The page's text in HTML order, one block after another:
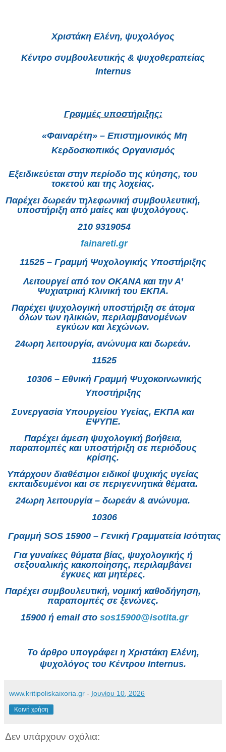
Χριστάκη Ελένη, ψυχολόγος
Κέντρο συμβουλευτικής & ψυχοθεραπείας
Internus
Γραμμές υποστήριξης:
«Φαιναρέτη» – Επιστημονικός Μη
Κερδοσκοπικός Οργανισμός
Εξειδικεύεται στην περίοδο της κύησης, του
τοκετού και της λοχείας.
Παρέχει δωρεάν τηλεφωνική συμβουλευτική,
υποστήριξη από μαίες και ψυχολόγους.
210 9319054
fainareti.gr
11525 – Γραμμή Ψυχολογικής Υποστήριξης
Λειτουργεί από τον ΟΚΑΝΑ και την Α’
Ψυχιατρική Κλινική του ΕΚΠΑ.
Παρέχει ψυχολογική υποστήριξη σε άτομα
όλων των ηλικιών, περιλαμβανομένων
εγκύων και λεχώνων.
24ωρη λειτουργία, ανώνυμα και δωρεάν.
11525
10306 – Εθνική Γραμμή Ψυχοκοινωνικής
Υποστήριξης
Συνεργασία Υπουργείου Υγείας, ΕΚΠΑ και
ΕΨΥΠΕ.
Παρέχει άμεση ψυχολογική βοήθεια,
παραπομπές και υποστήριξη σε περιόδους
κρίσης.
Υπάρχουν διαθέσιμοι ειδικοί ψυχικής υγείας
εκπαιδευμένοι και σε περιγεννητικά θέματα.
24ωρη λειτουργία – δωρεάν & ανώνυμα.
10306
Γραμμή SOS 15900 – Γενική Γραμματεία Ισότητας
Για γυναίκες θύματα βίας, ψυχολογικής ή
σεξουαλικής κακοποίησης, περιλαμβάνει
έγκυες και μητέρες.
Παρέχει συμβουλευτική, νομική καθοδήγηση,
παραπομπές σε ξενώνες.
15900 ή email στο sos15900@isotita.gr
Το άρθρο υπογράφει η Χριστάκη Ελένη,
ψυχολόγος του Κέντρου Internus.
www.kritipoliskaixoria.gr - Ιουνίου 10, 2026
Κοινή χρήση
Δεν υπάρχουν σχόλια: